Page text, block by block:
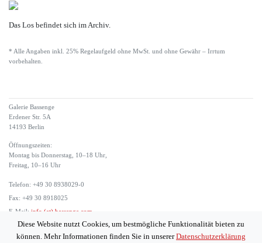
Das Los befindet sich im Archiv.
* Alle Angaben inkl. 25% Regelaufgeld ohne MwSt. und ohne Gewähr – Irrtum
vorbehalten.
Galerie Bassenge
Erdener Str. 5A
14193 Berlin
Öffnungszeiten:
Montag bis Donnerstag, 10–18 Uhr,
Freitag, 10–16 Uhr
Telefon: +49 30 8938029-0
Fax: +49 30 8918025
E-Mail: info (at) bassenge.com
Diese Website nutzt Cookies, um bestmögliche Funktionalität bieten zu
können. Mehr Informationen finden Sie in unsererDatenschutzerklärung